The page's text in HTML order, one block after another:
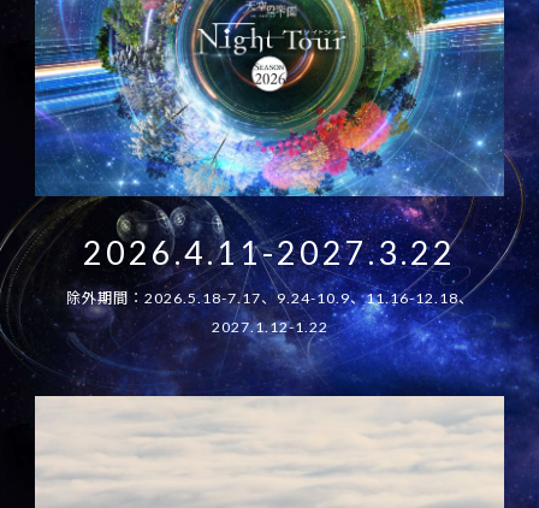
2026.4.11-2027.3.22
除外期間：2026.5.18-7.17、9.24-10.9、11.16-12.18、
2027.1.12-1.22